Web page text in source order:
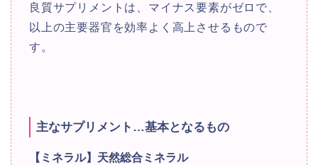
良質サプリメントは、マイナス要素がゼロで、
以上の主要器官を効率よく高上させるもので
す。
主なサプリメント …基本となるもの
【ミネラル】天然総合ミネラル